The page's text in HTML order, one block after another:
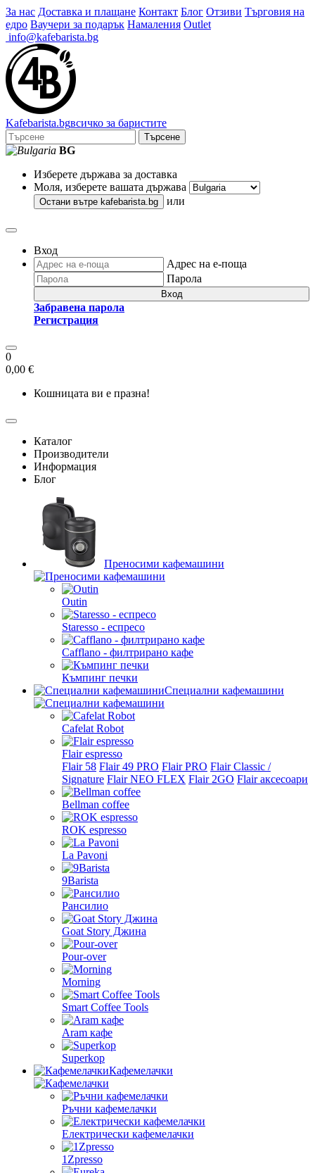
За нас Доставка и плащане Контакт Блог Отзиви Търговия на
едро Ваучери за подарък Намаления Outlet
info@kafebarista.bg
Kafebarista.bgвсичко за баристите
Търсене
BG
Изберете държава за доставка
Моля, изберете вашата държава
Остани вътре kafebarista.bg или
Вход
Адрес на е-поща
Парола
Вход
Забравена парола
Регистрация
0
0,00 €
Кошницата ви е празна!
Каталог
Производители
Информация
Блог
Преносими кафемашини
Outin
Staresso - еспресо
Cafflano - филтрирано кафе
Къмпинг печки
Специални кафемашини
Cafelat Robot
Flair espresso
Flair 58 Flair 49 PRO Flair PRO Flair Classic /
Signature Flair NEO FLEX Flair 2GO Flair аксесоари
Bellman coffee
ROK espresso
La Pavoni
9Barista
Рансилио
Goat Story Джина
Pour-over
Morning
Smart Coffee Tools
Aram кафе
Superkop
Кафемелачки
Ръчни кафемелачки
Електрически кафемелачки
1Zpresso